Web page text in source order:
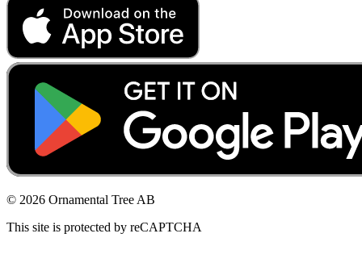
© 2026 Ornamental Tree AB
This site is protected by reCAPTCHA